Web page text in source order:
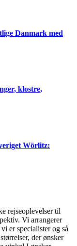
Danmark med
klostre,
Wörlitz:
rejseoplevelser til
Vi arrangerer
er specialister og så
der ønsker